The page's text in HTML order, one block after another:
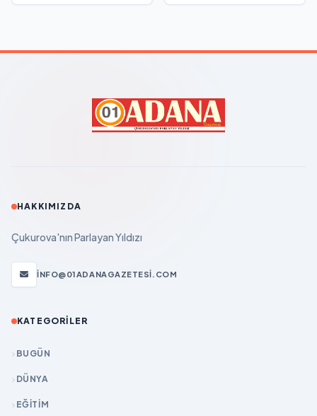
HAKKIMIZDA
Çukurova'nın Parlayan Yıldızı
INFO@01ADANAGAZETESI.COM
KATEGORILER
BUGÜN
DÜNYA
EĞİTİM